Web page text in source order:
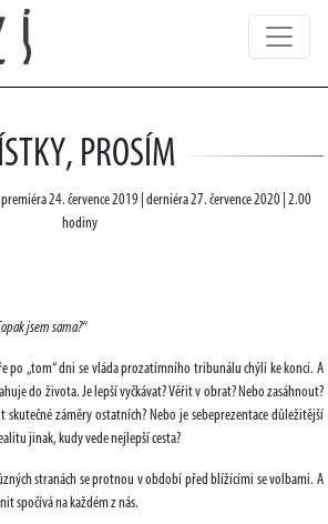
PROSÍM
24. července 2019 | derniéra 27. července 2020 | 2.00
hodiny
jsem sama?“
po „tom“ dni se vláda prozatímního tribunálu chýlí ke konci. A
do života. Je lepší vyčkávat? Věřit v obrat? Nebo zasáhnout?
skutečné záměry ostatních? Nebo je sebeprezentace důležitější
jinak, kudy vede nejlepší cesta?
stranách se protnou v období před blížícími se volbami. A
spočívá na každém z nás.